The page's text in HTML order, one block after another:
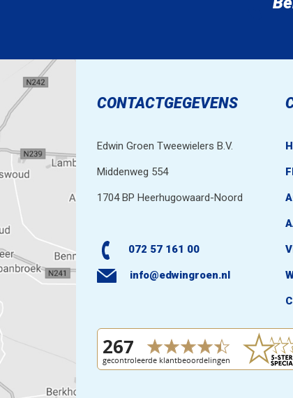
CONTACTGEGEVENS
Edwin Groen Tweewielers B.V.
Middenweg 554
1704 BP Heerhugowaard-Noord
072 57 161 00
info@edwingroen.nl